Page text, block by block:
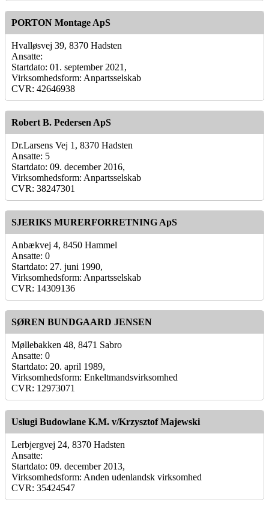
PORTON Montage ApS
Hvalløsvej 39, 8370 Hadsten
Ansatte:
Startdato: 01. september 2021,
Virksomhedsform: Anpartsselskab
CVR: 42646938
Robert B. Pedersen ApS
Dr.Larsens Vej 1, 8370 Hadsten
Ansatte: 5
Startdato: 09. december 2016,
Virksomhedsform: Anpartsselskab
CVR: 38247301
SJERIKS MURERFORRETNING ApS
Anbækvej 4, 8450 Hammel
Ansatte: 0
Startdato: 27. juni 1990,
Virksomhedsform: Anpartsselskab
CVR: 14309136
SØREN BUNDGAARD JENSEN
Møllebakken 48, 8471 Sabro
Ansatte: 0
Startdato: 20. april 1989,
Virksomhedsform: Enkeltmandsvirksomhed
CVR: 12973071
Uslugi Budowlane K.M. v/Krzysztof Majewski
Lerbjergvej 24, 8370 Hadsten
Ansatte:
Startdato: 09. december 2013,
Virksomhedsform: Anden udenlandsk virksomhed
CVR: 35424547